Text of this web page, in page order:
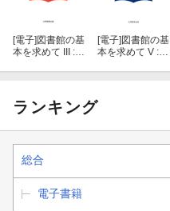
[電子] 図書館の基
本を求めて III :
[電子] 図書館の基
本を求めて V :
ランキング
総合
電子書籍